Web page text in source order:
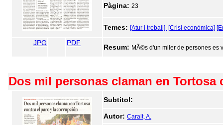
Pàgina: 23
Temes: [Atur i treball] [Crisi econòmica]
JPG PDF
Resum: MÃ©s d'un miler de persones es
Dos mil personas claman en
Subtitol:
Autor: Caralt, A.